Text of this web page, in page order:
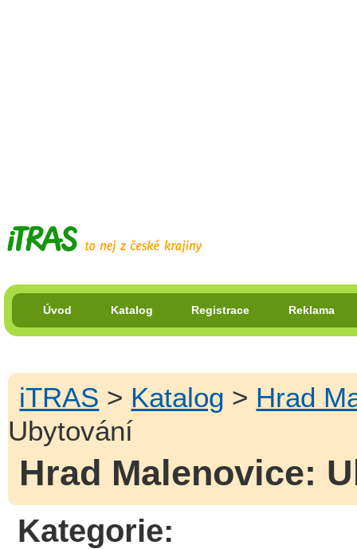
Úvod Katalog Registrace Reklama
iTRAS > Katalog > Hrad
Ubytování
Hrad Malenovice:
Kategorie: